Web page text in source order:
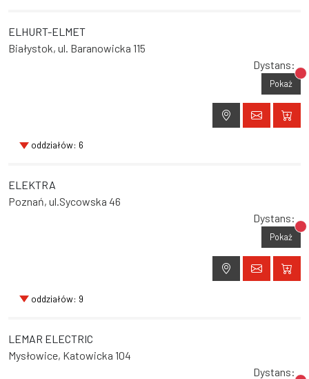
ELHURT-ELMET
Białystok, ul. Baranowicka 115
Dystans:
Pokaż
oddziałów: 6
ELEKTRA
Poznań, ul.Sycowska 46
Dystans:
Pokaż
oddziałów: 9
LEMAR ELECTRIC
Mysłowice, Katowicka 104
Dystans: